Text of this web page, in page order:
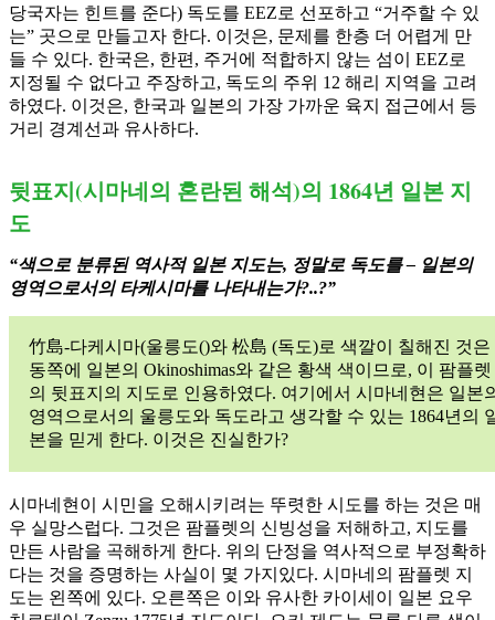
당국자는 힌트를 준다) 독도를 EEZ로 선포하고 “거주할 수 있
는” 곳으로 만들고자 한다. 이것은, 문제를 한층 더 어렵게 만
들 수 있다. 한국은, 한편, 주거에 적합하지 않는 섬이 EEZ로
지정될 수 없다고 주장하고, 독도의 주위 12 해리 지역을 고려
하였다. 이것은, 한국과 일본의 가장 가까운 육지 접근에서 등
거리 경계선과 유사하다.
뒷표지(시마네의 혼란된 해석)의 1864년 일본 지
도
“색으로 분류된 역사적 일본 지도는, 정말로 독도를 – 일본의
영역으로서의 타케시마를 나타내는가?..?”
竹島-다케시마(울릉도()와 松島 (독도)로 색깔이 칠해진 것은
동쪽에 일본의 Okinoshimas와 같은 황색 색이므로, 이 팜플렛
의 뒷표지의 지도로 인용하였다. 여기에서 시마네현은 일본
영역으로서의 울릉도와 독도라고 생각할 수 있는 1864년의
본을 믿게 한다. 이것은 진실한가?
시마네현이 시민을 오해시키려는 뚜렷한 시도를 하는 것은 매
우 실망스럽다. 그것은 팜플렛의 신빙성을 저해하고, 지도를
만든 사람을 곡해하게 한다. 위의 단정을 역사적으로 부정확하
다는 것을 증명하는 사실이 몇 가지있다. 시마네의 팜플렛 지
도는 왼쪽에 있다. 오른쪽은 이와 유사한 카이세이 일본 요우